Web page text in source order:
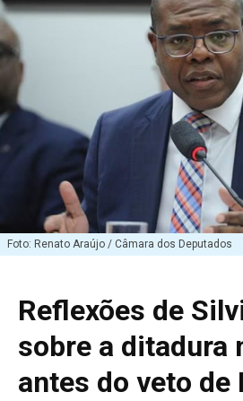
Foto: Renato Araújo / Câmara dos Deputados
Reflexões de
sobre a ditadura
antes do veto de